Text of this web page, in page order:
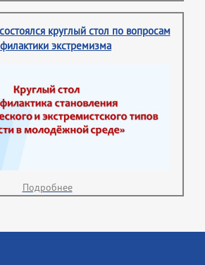
круглый стол по вопросам
экстремизма
Подробнее